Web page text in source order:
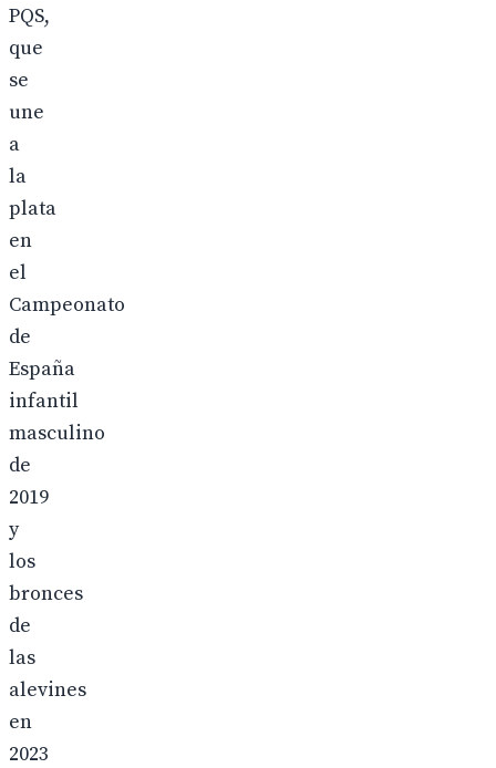
PQS,
que
se
une
a
la
plata
en
el
Campeonato
de
España
infantil
masculino
de
2019
y
los
bronces
de
las
alevines
en
2023